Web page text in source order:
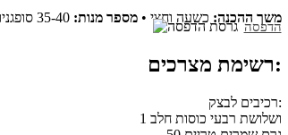
משך ההכנה: כשעה וחצי •מספר מנות: 35-40 סופגניות
הדפסה
רשימת מצרכים:
רכיבים לבצק:
1 ושלושת רבעי כוסות חלב